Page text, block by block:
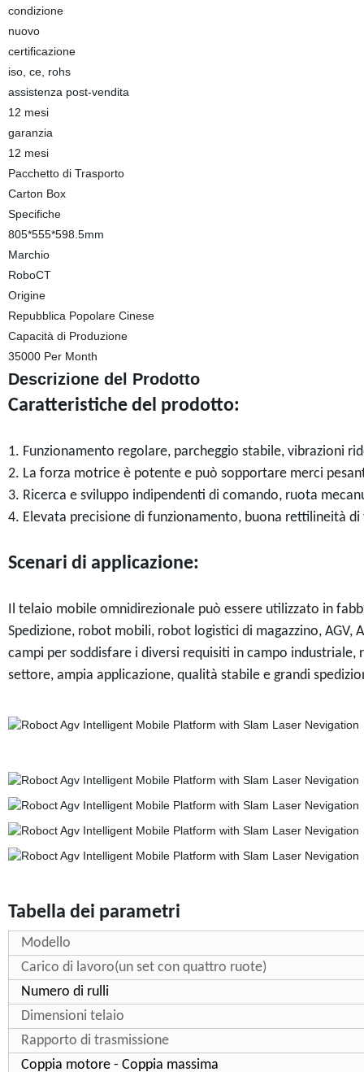
condizione
nuovo
certificazione
iso, ce, rohs
assistenza post-vendita
12 mesi
garanzia
12 mesi
Pacchetto di Trasporto
Carton Box
Specifiche
805*555*598.5mm
Marchio
RoboCT
Origine
Repubblica Popolare Cinese
Capacità di Produzione
35000 Per Month
Descrizione del Prodotto
Caratteristiche del prodotto:
1. Funzionamento regolare, parcheggio stabile, vibrazioni
2. La forza motrice è potente e può sopportare merci
3. Ricerca e sviluppo indipendenti di comando, ruota
4. Elevata precisione di funzionamento, buona rettilineità
Scenari di applicazione:
Il telaio mobile omnidirezionale può essere utilizzato in
Spedizione, robot mobili, robot logistici di magazzino,
campi per soddisfare i diversi requisiti in campo
settore, ampia applicazione, qualità stabile e grandi
Tabella dei parametri
Modello
Carico di lavoro(un set con quattro ruote)
Numero di rulli
Dimensioni telaio
Rapporto di trasmissione
Coppia motore - Coppia massima